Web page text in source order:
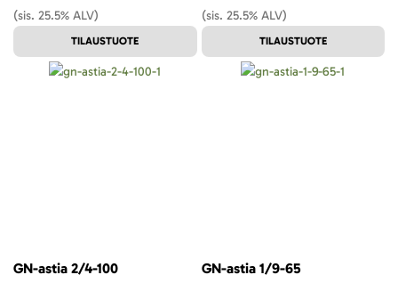
(sis. 25.5% ALV)
TILAUSTUOTE
(sis. 25.5% ALV)
TILAUSTUOTE
GN-astia 2/4-100 GN-astia 1/9-65